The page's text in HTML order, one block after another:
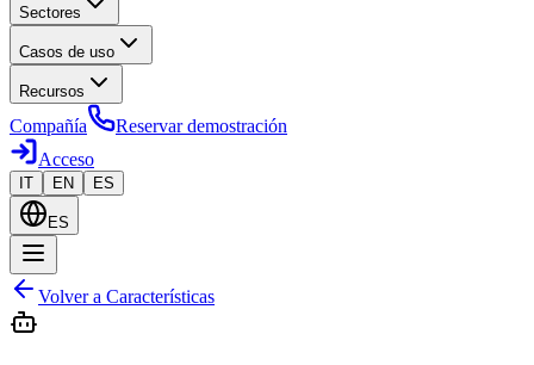
Sectores
Casos de uso
Recursos
Compañía
Reservar demostración
Acceso
IT EN ES
ES
Volver a Características